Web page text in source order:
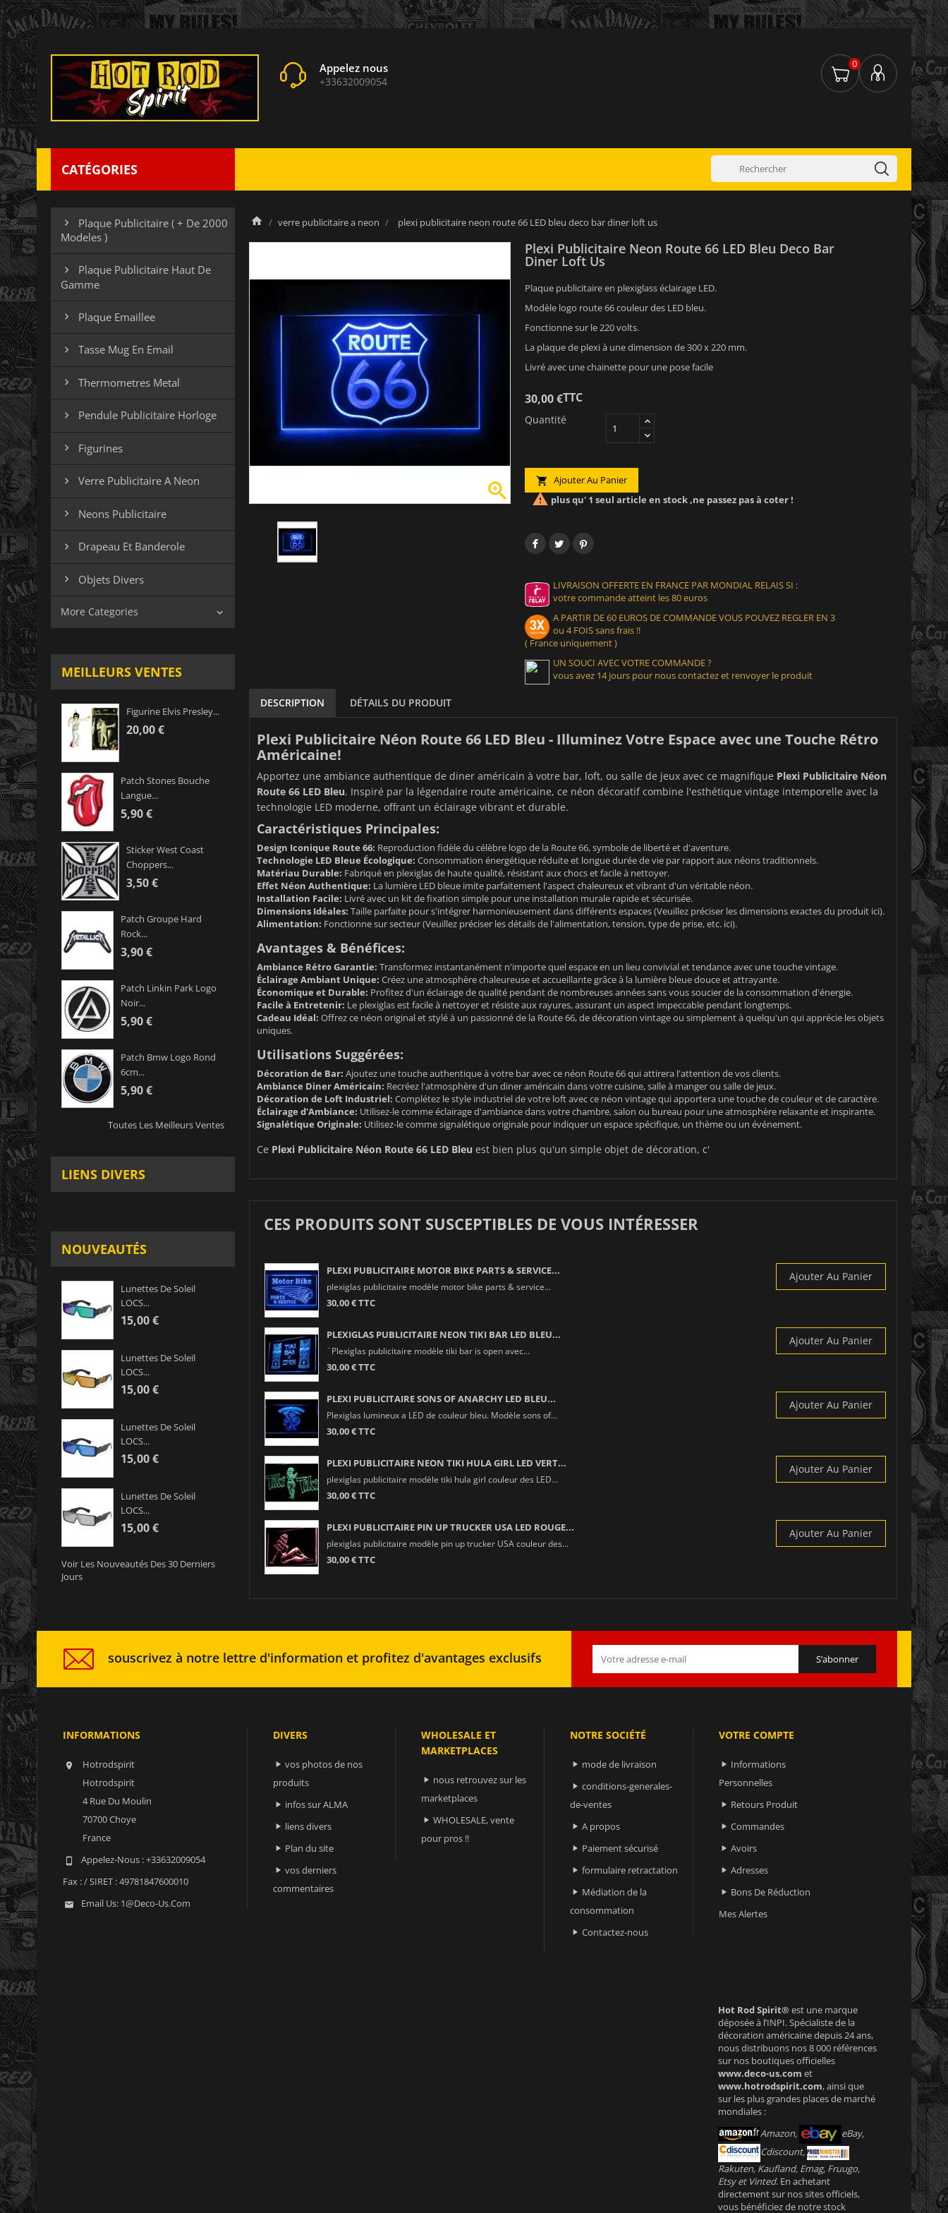
Appelez nous
+33632009054
0
CATÉGORIES

Plaque Publicitaire ( + De 2000
Modeles )

Plaque Publicitaire Haut De
Gamme
 Plaque Emaillee
 Tasse Mug En Email
 Thermometres Metal
 Pendule Publicitaire Horloge
 Figurines
 Verre Publicitaire A Neon
 Neons Publicitaire
 Drapeau Et Banderole
 Objets Divers
More Categories 
MEILLEURS VENTES
Figurine Elvis Presley...
20,00 €
Patch Stones Bouche
Langue...
5,90 €
Sticker West Coast
Choppers...
3,50 €
Patch Groupe Hard
Rock...
3,90 €
Patch Linkin Park Logo
Noir...
5,90 €
Patch Bmw Logo Rond
6cm...
5,90 €
Toutes Les Meilleurs Ventes
LIENS DIVERS
NOUVEAUTÉS
Lunettes De Soleil
LOCS...
15,00 €
Lunettes De Soleil
LOCS...
15,00 €
Lunettes De Soleil
LOCS...
15,00 €
Lunettes De Soleil
LOCS...
15,00 €
Voir Les Nouveautés Des 30 Derniers
Jours
verre publicitaire a neon plexi publicitaire neon route 66 LED bleu deco bar diner loft us

Plexi Publicitaire Neon Route 66 LED Bleu Deco Bar
Diner Loft Us
Plaque publicitaire en plexiglass éclairage LED.
Modèle logo route 66 couleur des LED bleu.
Fonctionne sur le 220 volts.
La plaque de plexi à une dimension de 300 x 220 mm.
Livré avec une chainette pour une pose facile
30,00 €TTC
Quantité
 Ajouter Au Panier
 plus qu' 1 seul article en stock ,ne passez pas à coter !
LIVRAISON OFFERTE EN FRANCE PAR MONDIAL RELAIS SI :
votre commande atteint les 80 euros
A PARTIR DE 60 EUROS DE COMMANDE VOUS POUVEZ REGLER EN 3
ou 4 FOIS sans frais !!
( France uniquement )
UN SOUCI AVEC VOTRE COMMANDE ?
vous avez 14 jours pour nous contactez et renvoyer le produit
DESCRIPTION DÉTAILS DU PRODUIT
Plexi Publicitaire Néon Route 66 LED Bleu - Illuminez Votre Espace avec une Touche Rétro
Américaine!
Apportez une ambiance authentique de diner américain à votre bar, loft, ou salle de jeux avec ce magnifique Plexi Publicitaire Néon
Route 66 LED Bleu. Inspiré par la légendaire route américaine, ce néon décoratif combine l'esthétique vintage intemporelle avec la
technologie LED moderne, offrant un éclairage vibrant et durable.
Caractéristiques Principales:
Design Iconique Route 66: Reproduction fidèle du célèbre logo de la Route 66, symbole de liberté et d'aventure.
Technologie LED Bleue Écologique: Consommation énergétique réduite et longue durée de vie par rapport aux néons traditionnels.
Matériau Durable: Fabriqué en plexiglas de haute qualité, résistant aux chocs et facile à nettoyer.
Effet Néon Authentique: La lumière LED bleue imite parfaitement l'aspect chaleureux et vibrant d'un véritable néon.
Installation Facile: Livré avec un kit de fixation simple pour une installation murale rapide et sécurisée.
Dimensions Idéales: Taille parfaite pour s'intégrer harmonieusement dans différents espaces (Veuillez préciser les dimensions exactes du produit ici).
Alimentation: Fonctionne sur secteur (Veuillez préciser les détails de l'alimentation, tension, type de prise, etc. ici).
Avantages & Bénéfices:
Ambiance Rétro Garantie: Transformez instantanément n'importe quel espace en un lieu convivial et tendance avec une touche vintage.
Éclairage Ambiant Unique: Créez une atmosphère chaleureuse et accueillante grâce à la lumière bleue douce et attrayante.
Économique et Durable: Profitez d'un éclairage de qualité pendant de nombreuses années sans vous soucier de la consommation d'énergie.
Facile à Entretenir: Le plexiglas est facile à nettoyer et résiste aux rayures, assurant un aspect impeccable pendant longtemps.
Cadeau Idéal: Offrez ce néon original et stylé à un passionné de la Route 66, de décoration vintage ou simplement à quelqu'un qui apprécie les objets
uniques.
Utilisations Suggérées:
Décoration de Bar: Ajoutez une touche authentique à votre bar avec ce néon Route 66 qui attirera l'attention de vos clients.
Ambiance Diner Américain: Recréez l'atmosphère d'un diner américain dans votre cuisine, salle à manger ou salle de jeux.
Décoration de Loft Industriel: Complétez le style industriel de votre loft avec ce néon vintage qui apportera une touche de couleur et de caractère.
Éclairage d'Ambiance: Utilisez-le comme éclairage d'ambiance dans votre chambre, salon ou bureau pour une atmosphère relaxante et inspirante.
Signalétique Originale: Utilisez-le comme signalétique originale pour indiquer un espace spécifique, un thème ou un événement.
Ce Plexi Publicitaire Néon Route 66 LED Bleu est bien plus qu'un simple objet de décoration, c'
CES PRODUITS SONT SUSCEPTIBLES DE VOUS INTÉRESSER
PLEXI PUBLICITAIRE MOTOR BIKE PARTS & SERVICE...
plexiglas publicitaire modèle motor bike parts & service...
30,00 € TTC
Ajouter Au Panier
PLEXIGLAS PUBLICITAIRE NEON TIKI BAR LED BLEU...
¨Plexiglas publicitaire modèle tiki bar is open avec...
30,00 € TTC
Ajouter Au Panier
PLEXI PUBLICITAIRE SONS OF ANARCHY LED BLEU...
Plexiglas lumineux a LED de couleur bleu. Modèle sons of...
30,00 € TTC
Ajouter Au Panier
PLEXI PUBLICITAIRE NEON TIKI HULA GIRL LED VERT...
plexiglas publicitaire modèle tiki hula girl couleur des LED...
30,00 € TTC
Ajouter Au Panier
PLEXI PUBLICITAIRE PIN UP TRUCKER USA LED ROUGE...
plexiglas publicitaire modèle pin up trucker USA couleur des...
30,00 € TTC
Ajouter Au Panier
souscrivez à notre lettre d'information et profitez d'avantages exclusifs
INFORMATIONS

Hotrodspirit
Hotrodspirit
4 Rue Du Moulin
70700 Choye
France
 Appelez-Nous :+33632009054
Fax :/ SIRET : 49781847600010
 Email Us: 1@deco-Us.com
DIVERS
 vos photos de nos
produits
 infos sur ALMA
 liens divers
 Plan du site
 vos derniers
commentaires
WHOLESALE ET
MARKETPLACES
 nous retrouvez sur les
marketplaces
 WHOLESALE, vente
pour pros !!
NOTRE SOCIÉTÉ
 mode de livraison
 conditions-generales-
de-ventes
 A propos
 Paiement sécurisé
 formulaire retractation
 Médiation de la
consommation
 Contactez-nous
VOTRE COMPTE
 Informations
Personnelles
 Retours Produit
 Commandes
 Avoirs
 Adresses
 Bons De Réduction
Mes Alertes
Hot Rod Spirit®est une marque
déposée à l’INPI. Spécialiste de la
décoration américaine depuis 24 ans,
nous distribuons nos 8 000 références
sur nos boutiques officielles
www.deco-us.com et
www.hotrodspirit.com, ainsi que
sur les plus grandes places de marché
mondiales :
Amazon,
eBay,
Cdiscount,
Rakuten, Kaufland, Emag, Fruugo,
Etsy et Vinted. En achetant
directement sur nos sites officiels,
vous bénéficiez de notre stock